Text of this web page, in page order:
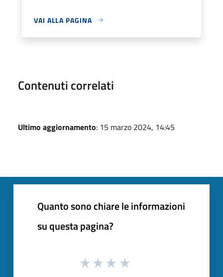
VAI ALLA PAGINA
Contenuti correlati
Ultimo aggiornamento: 15 marzo 2024, 14:45
Quanto sono chiare le informazioni
su questa pagina?